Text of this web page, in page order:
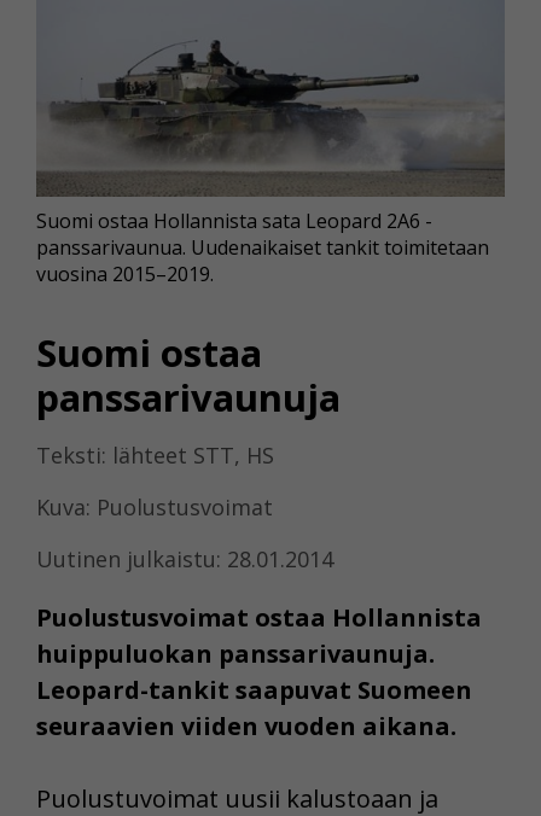
Suomi ostaa
panssarivaunuja
Teksti: lähteet STT, HS
Kuva: Puolustusvoimat
Uutinen julkaistu: 28.01.2014
Puolustusvoimat ostaa Hollannista
huippuluokan panssarivaunuja.
Leopard-tankit saapuvat Suomeen
seuraavien viiden vuoden aikana.
Suomi ostaa Hollannista sata Leopard 2A6 -
panssarivaunua. Uudenaikaiset tankit toimitetaan
vuosina 2015–2019.
Puolustuvoimat uusii kalustoaan ja